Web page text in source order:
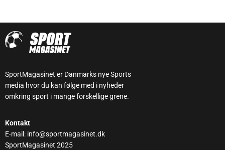
SportMagasinet er Danmarks nye Sports
media hvor du kan følge med i nyheder
omkring sport i mange forskellige grene.
Kontakt
E-mail: info@sportmagasinet.dk
SportMagasinet 2025